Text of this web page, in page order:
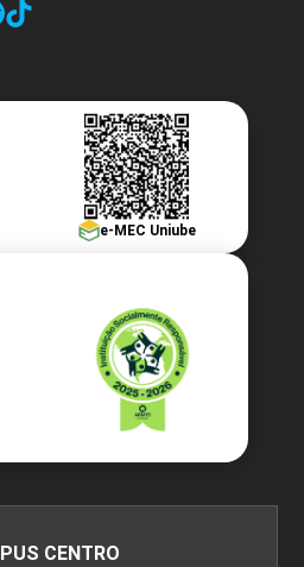
e-MEC Uniube
CENTRO